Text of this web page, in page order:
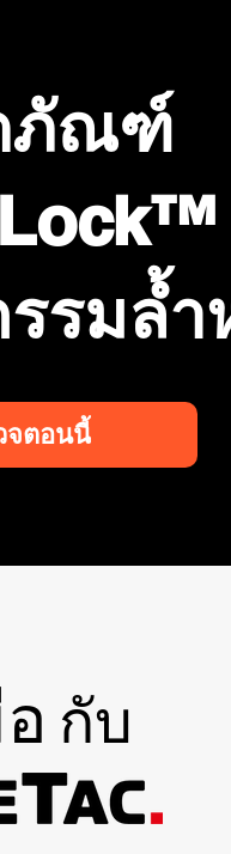
ลด่วน
Shears
ลด่วน
Nasopharyngeal
28Fr
ภัณฑ์
รมล้ำ
จตอนนี้
กับ